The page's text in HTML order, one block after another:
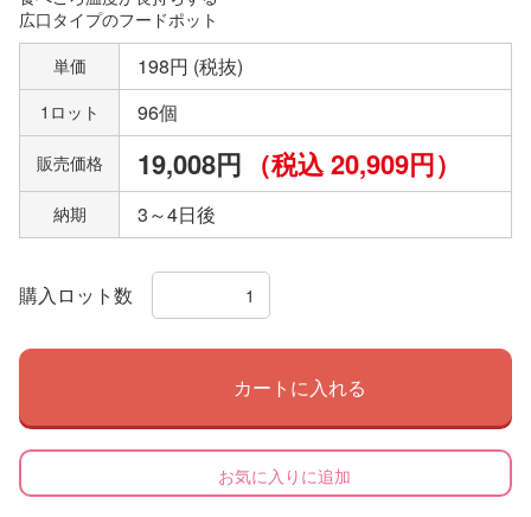
広口タイプのフードポット
単価
198円 (税抜)
1ロット 96個
販売価格 19,008円 （税込 20,909円）
納期 3～4日後
購入ロット数
カートに入れる
お気に入りに追加